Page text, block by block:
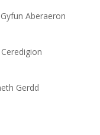
Aberaeron
Gerdd